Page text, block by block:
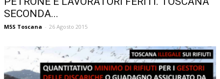
SECONDA...
M5S Toscana - 26 Agosto 2015